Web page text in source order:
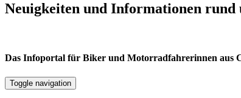
Neuigkeiten und Informationen rund
Das Infoportal für Biker und Motorradfahrerinnen aus
Toggle navigation